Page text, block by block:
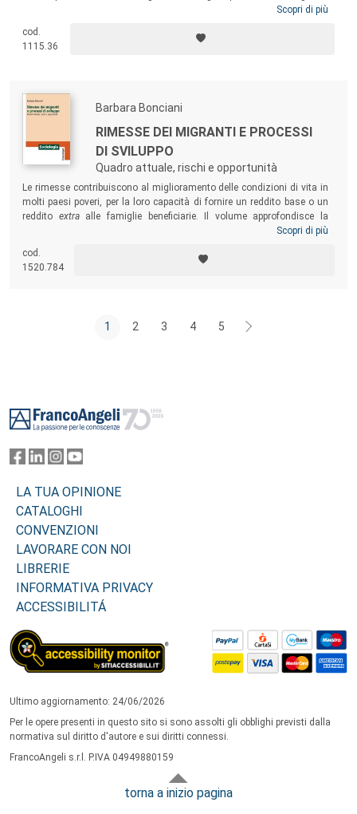
soggetto debole incapace di affrontare da protagonista le sfide
ricchezza dei
percorsi di integrazione, senza trascurare i vissuti e le
esperienze ad essi connessi.
Scopri di più
cod.
1115.36
Barbara Bonciani
RIMESSE DEI MIGRANTI E PROCESSI
DI SVILUPPO
Quadro attuale, rischi e opportunità
Le rimesse contribuiscono al miglioramento delle condizioni di vita in
molti paesi poveri, per la loro capacità di fornire un reddito base o un
reddito extra alle famiglie beneficiarie. Il volume approfondisce la
relazione esistente fra rimesse dei migranti e processi di sviluppo nei
rimesse possano incidere sulla capacità di trasformazione delle
società dei paesi in via di sviluppo e divenire strumento a supporto di
Scopri di più
cod.
1520.784
1 2 3 4 5
LA TUA OPINIONE
CATALOGHI
CONVENZIONI
LAVORARE CON NOI
LIBRERIE
INFORMATIVA PRIVACY
ACCESSIBILITÁ
Ultimo aggiornamento: 24/06/2026
Per le opere presenti in questo sito si sono assolti gli obblighi previsti dalla
normativa sul diritto d'autore e sui diritti connessi.
FrancoAngeli s.r.l. P.IVA 04949880159
torna a inizio pagina